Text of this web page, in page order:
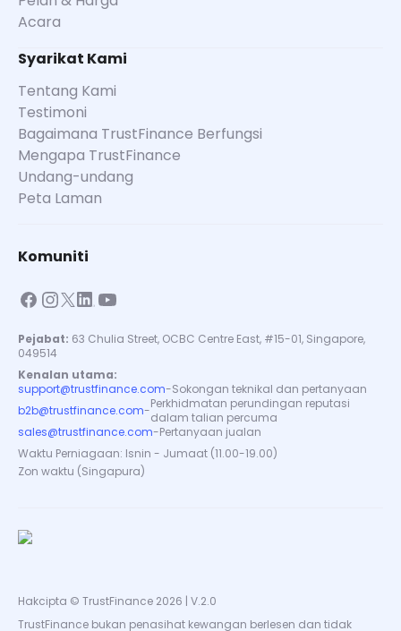
Acara
Syarikat Kami
Tentang Kami
Testimoni
Bagaimana TrustFinance Berfungsi
Mengapa TrustFinance
Undang-undang
Peta Laman
Komuniti
Pejabat: 63 Chulia Street, OCBC Centre East, #15-01, Singapore,
049514
Kenalan utama:
support@trustfinance.com-Sokongan teknikal dan pertanyaan
b2b@trustfinance.com-Perkhidmatan perundingan reputasi
dalam talian percuma
sales@trustfinance.com-Pertanyaan jualan
Waktu Perniagaan: Isnin - Jumaat (11.00-19.00)
Zon waktu (Singapura)
Hakcipta © TrustFinance 2026 | V.2.0
TrustFinance bukan penasihat kewangan berlesen dan tidak